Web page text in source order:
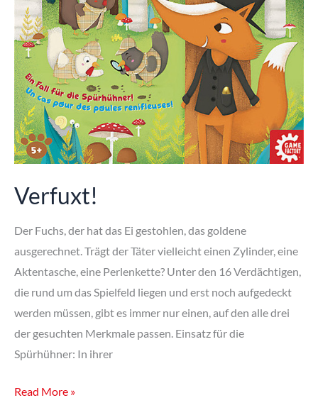
Verfuxt!
Der Fuchs, der hat das Ei gestohlen, das goldene
ausgerechnet. Trägt der Täter vielleicht einen Zylinder, eine
Aktentasche, eine Perlenkette? Unter den 16 Verdächtigen,
die rund um das Spielfeld liegen und erst noch aufgedeckt
werden müssen, gibt es immer nur einen, auf den alle drei
der gesuchten Merkmale passen. Einsatz für die
Spürhühner: In ihrer
Verfuxt!
Read More »